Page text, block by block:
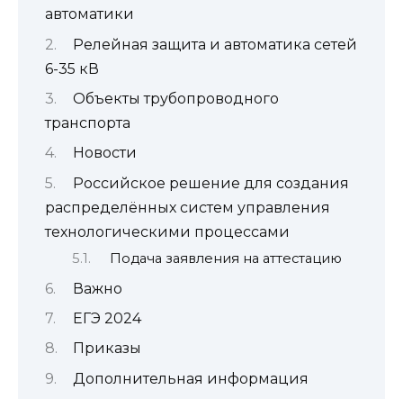
автоматики
Релейная защита и автоматика сетей
6-35 кВ
Объекты трубопроводного
транспорта
Новости
Российское решение для создания
распределённых систем управления
технологическими процессами
Подача заявления на аттестацию
Важно
ЕГЭ 2024
Приказы
Дополнительная информация